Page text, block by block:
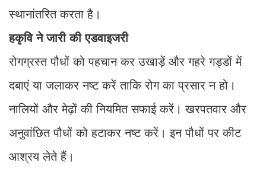
स्थानांतरित करता है।
हकृवि ने जारी की एडवाइजरी
रोगग्रस्त पौधों को पहचान कर उखाड़ें और गहरे गड्डों में
दबाएं या जलाकर नष्ट करें ताकि रोग का प्रसार न हो।
नालियों और मेढ़ों की नियमित सफाई करें। खरपतवार और
अनुवांछित पौधों को हटाकर नष्ट करें। इन पौधों पर कीट
आश्रय लेते हैं।